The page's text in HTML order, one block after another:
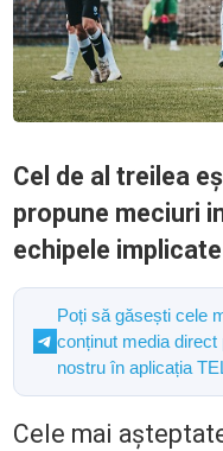
Cel de al treilea
propune meciuri
echipele implicate
Poți să găsești cele
conținut media direct
nostru în aplicația
Cele mai